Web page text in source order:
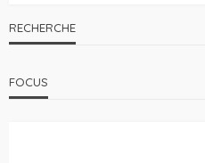
RECHERCHE
FOCUS